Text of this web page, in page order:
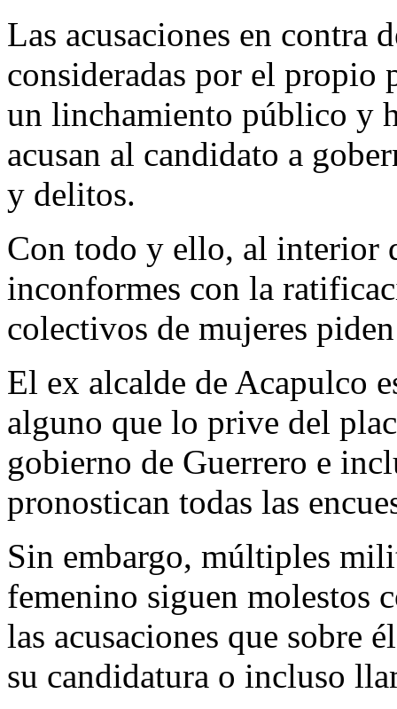
Las acusaciones en contra
consideradas por el propio
un linchamiento público y
acusan al candidato a
y delitos.
Con todo y ello, al interior
inconformes con la
colectivos de mujeres
El ex alcalde de Acapulco
alguno que lo prive del
gobierno de Guerrero e
pronostican todas las
Sin embargo, múltiples
femenino siguen molestos
las acusaciones que sobre
su candidatura o incluso